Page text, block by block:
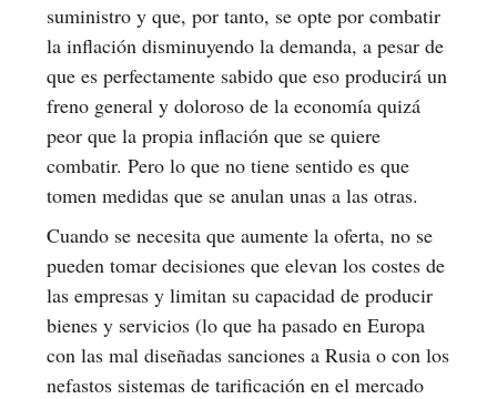
suministro y que, por tanto, se opte por combatir
la inflación disminuyendo la demanda, a pesar de
que es perfectamente sabido que eso producirá un
freno general y doloroso de la economía quizá
peor que la propia inflación que se quiere
combatir. Pero lo que no tiene sentido es que
tomen medidas que se anulan unas a las otras.
Cuando se necesita que aumente la oferta, no se
pueden tomar decisiones que elevan los costes de
las empresas y limitan su capacidad de producir
bienes y servicios (lo que ha pasado en Europa
con las mal diseñadas sanciones a Rusia o con los
nefastos sistemas de tarificación en el mercado